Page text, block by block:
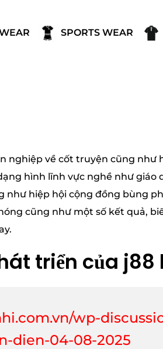
SPORTS WEAR
nghiệp về cốt truyện cũng như
hình lĩnh vực nghề như giáo
hiệp hội cộng đồng bùng
cũng như một số kết quả,
triển của j88
wp-
dien-04-08-2025